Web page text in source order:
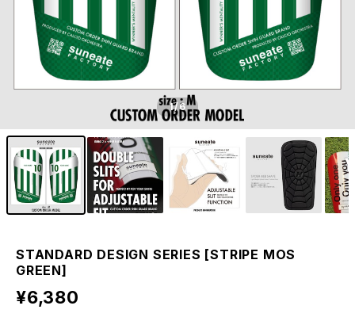
1/6
STANDARD DESIGN SERIES [STRIPE MOS
GREEN]
¥6,380